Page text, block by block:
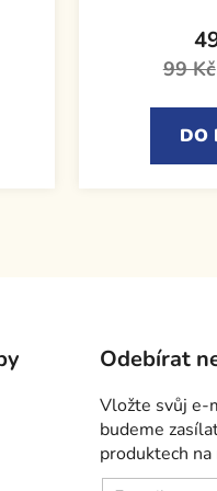
99 Kč
DO
Odebírat
Vložte svůj e-
budeme
produktech